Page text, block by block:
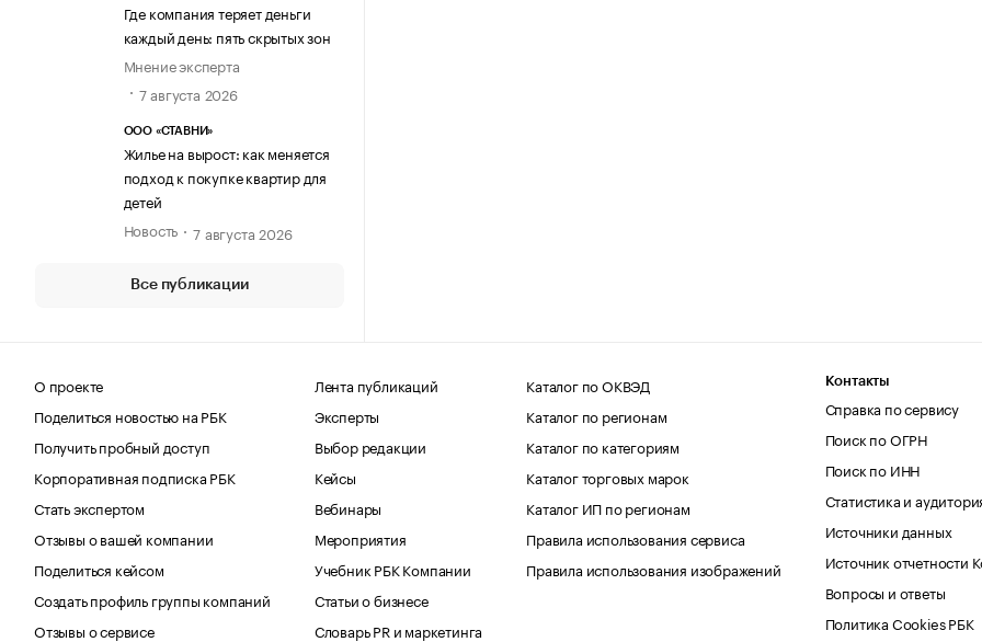
Где компания теряет деньги
каждый день: пять скрытых зон
Мнение эксперта
7 августа 2026
ООО «СТАВНИ»
Жилье на вырост: как меняется
подход к покупке квартир для
детей
Новость
7 августа 2026
Все публикации
О проекте
Поделиться новостью на РБК
Получить пробный доступ
Корпоративная подписка РБК
Стать экспертом
Отзывы о вашей компании
Поделиться кейсом
Создать профиль группы компаний
Отзывы о сервисе
Лента публикаций
Эксперты
Выбор редакции
Кейсы
Вебинары
Мероприятия
Учебник РБК Компании
Статьи о бизнесе
Словарь PR и маркетинга
Каталог по ОКВЭД
Каталог по регионам
Каталог по категориям
Каталог торговых марок
Каталог ИП по регионам
Правила использования сервиса
Правила использования изображений
Контакты
Справка по сервису
Поиск по ОГРН
Поиск по ИНН
Статистика и
Источники данных
Источник отчетности
Вопросы и ответы
Политика Cookies РБК